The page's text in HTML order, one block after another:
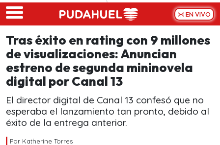
Skip to main content
EN VIVO
Tras éxito en rating con 9 millones
de visualizaciones: Anuncian
estreno de segunda mininovela
digital por Canal 13
El director digital de Canal 13 confesó que no
esperaba el lanzamiento tan pronto, debido al
éxito de la entrega anterior.
Por Katherine Torres